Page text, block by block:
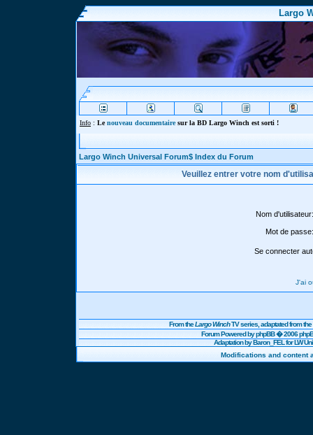
Largo
Info : Lenouveau documentairesur la BD Largo Winch est sorti !
Largo Winch Universal Forum$ Index du Forum
Veuillez entrer votre nom
Nom d'utilisateur:
Mot de passe:
Se connecter
J'ai
From theLargo WinchTV series, adaptated from
Forum Powered byphpBB� 2006
Adaptation by Baron_FEL for LW
Modifications and content